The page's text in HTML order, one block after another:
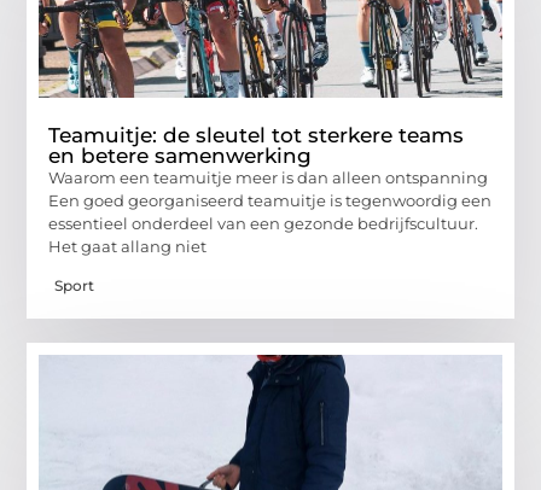
Teamuitje: de sleutel tot sterkere teams
en betere samenwerking
Waarom een teamuitje meer is dan alleen ontspanning
Een goed georganiseerd teamuitje is tegenwoordig een
essentieel onderdeel van een gezonde bedrijfscultuur.
Het gaat allang niet
Sport